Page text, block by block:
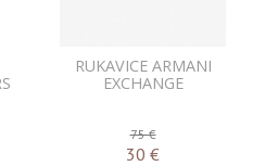
RUKAVICE ARMANI
EXCHANGE
75 €
30 €